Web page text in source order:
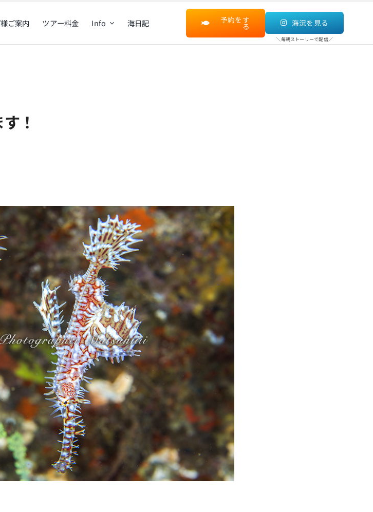
ご案内 ツアー料金 Info 海日記 予約をす
る 海況を見る
＼毎朝ストーリーで配信／
！